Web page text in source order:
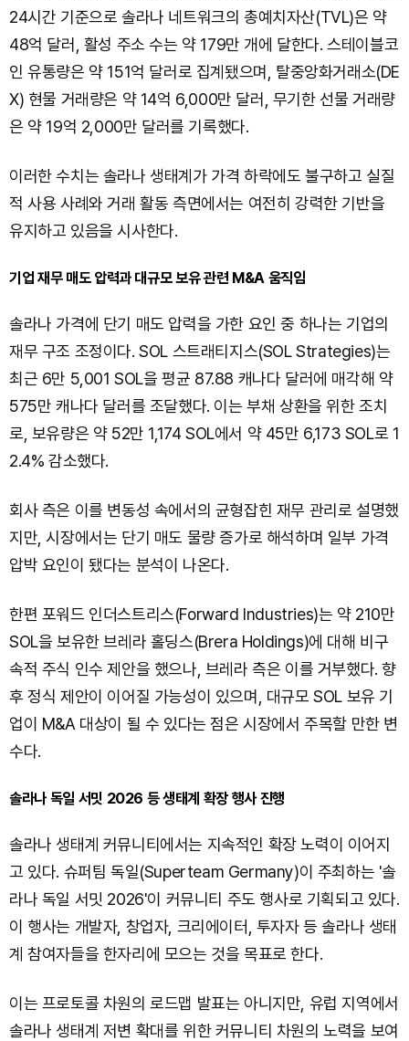
24시간 기준으로 솔라나 네트워크의 총예치자산(TVL)은 약
48억 달러, 활성 주소 수는 약 179만 개에 달한다. 스테이블코
인 유통량은 약 151억 달러로 집계됐으며, 탈중앙화거래소(DE
X) 현물 거래량은 약 14억 6,000만 달러, 무기한 선물 거래량
은 약 19억 2,000만 달러를 기록했다.
이러한 수치는 솔라나 생태계가 가격 하락에도 불구하고 실질
적 사용 사례와 거래 활동 측면에서는 여전히 강력한 기반을
유지하고 있음을 시사한다.
기업 재무 매도 압력과 대규모 보유 관련 M&A 움직임
솔라나 가격에 단기 매도 압력을 가한 요인 중 하나는 기업의
재무 구조 조정이다. SOL 스트래티지스(SOL Strategies)는
최근 6만 5,001 SOL을 평균 87.88 캐나다 달러에 매각해 약
575만 캐나다 달러를 조달했다. 이는 부채 상환을 위한 조치
로, 보유량은 약 52만 1,174 SOL에서 약 45만 6,173 SOL로 1
2.4% 감소했다.
회사 측은 이를 변동성 속에서의 균형잡힌 재무 관리로 설명했
지만, 시장에서는 단기 매도 물량 증가로 해석하며 일부 가격
압박 요인이 됐다는 분석이 나온다.
한편 포워드 인더스트리스(Forward Industries)는 약 210만
SOL을 보유한 브레라 홀딩스(Brera Holdings)에 대해 비구
속적 주식 인수 제안을 했으나, 브레라 측은 이를 거부했다. 향
후 정식 제안이 이어질 가능성이 있으며, 대규모 SOL 보유 기
업이 M&A 대상이 될 수 있다는 점은 시장에서 주목할 만한 변
수다.
솔라나 독일 서밋 2026 등 생태계 확장 행사 진행
솔라나 생태계 커뮤니티에서는 지속적인 확장 노력이 이어지
고 있다. 슈퍼팀 독일(Superteam Germany)이 주최하는 '솔
라나 독일 서밋 2026'이 커뮤니티 주도 행사로 기획되고 있다.
이 행사는 개발자, 창업자, 크리에이터, 투자자 등 솔라나 생태
계 참여자들을 한자리에 모으는 것을 목표로 한다.
이는 프로토콜 차원의 로드맵 발표는 아니지만, 유럽 지역에서
솔라나 생태계 저변 확대를 위한 커뮤니티 차원의 노력을 보여